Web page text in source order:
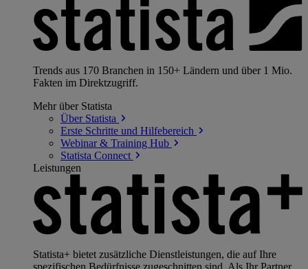
Trends aus 170 Branchen in 150+ Ländern und über 1 Mio.
Fakten im Direktzugriff.
Mehr über Statista
Über Statista
Erste Schritte und Hilfebereich
Webinar & Training Hub
Statista Connect
Leistungen
Statista+ bietet zusätzliche Dienstleistungen, die auf Ihre
spezifischen Bedürfnisse zugeschnitten sind. Als Ihr Partner